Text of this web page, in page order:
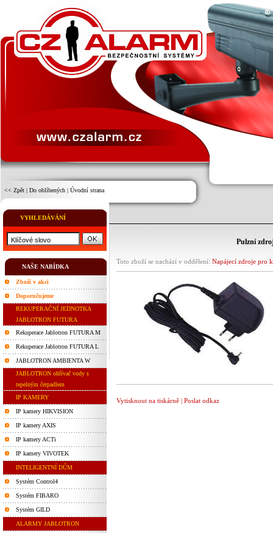
<< Zpět | Do oblíbených | Úvodní strana
VYHLEDÁVÁNÍ
NAŠE NABÍDKA
Zboží v akci
Doporučujeme
REKUPERAČNÍ JEDNOTKA
JABLOTRON FUTURA
Rekuperace Jablotron FUTURA M
Rekuperace Jablotron FUTURA L
JABLOTRON AMBIENTA W
JABLOTRON ohřívač vody s
tepelným čerpadlem
IP KAMERY
IP kamery HIKVISION
IP kamery AXIS
IP kamery ACTi
IP kamery VIVOTEK
INTELIGENTNÍ DŮM
Systém Control4
Systém FIBARO
Systém GILD
ALARMY JABLOTRON
Pulzní
Toto zboží se nachází v oddělení: Napájecí zdroje pro
Vytisknout na tiskárně | Poslat odkaz